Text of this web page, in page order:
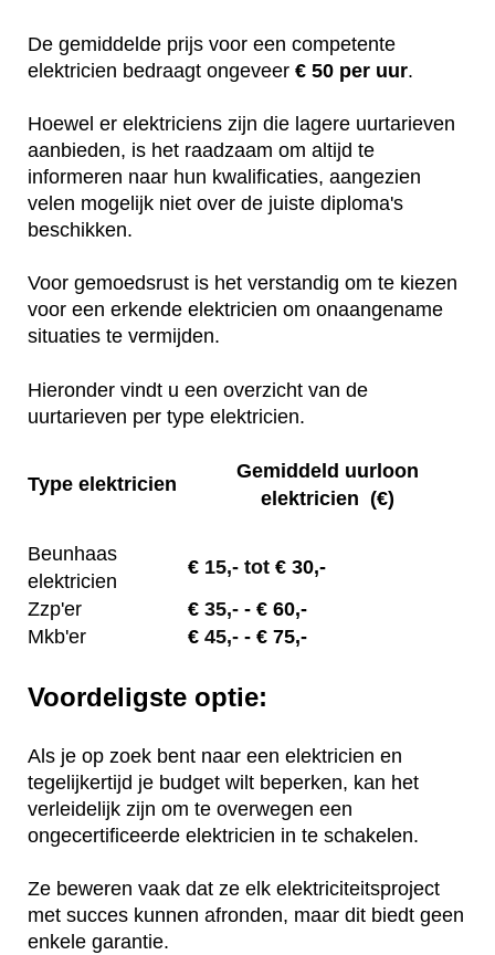
De gemiddelde prijs voor een competente
elektricien bedraagt ongeveer € 50 per uur.
Hoewel er elektriciens zijn die lagere uurtarieven
aanbieden, is het raadzaam om altijd te
informeren naar hun kwalificaties, aangezien
velen mogelijk niet over de juiste diploma's
beschikken.
Voor gemoedsrust is het verstandig om te kiezen
voor een erkende elektricien om onaangename
situaties te vermijden.
Hieronder vindt u een overzicht van de
uurtarieven per type elektricien.
Type elektricien
Gemiddeld uurloon
elektricien (€)
Beunhaas
elektricien
€ 15,- tot € 30,-
Zzp'er
€ 35,- - € 60,-
Mkb'er
€ 45,- - € 75,-
Voordeligste optie:
Als je op zoek bent naar een elektricien en
tegelijkertijd je budget wilt beperken, kan het
verleidelijk zijn om te overwegen een
ongecertificeerde elektricien in te schakelen.
Ze beweren vaak dat ze elk elektriciteitsproject
met succes kunnen afronden, maar dit biedt geen
enkele garantie.